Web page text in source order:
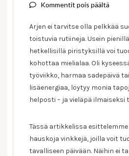
Kommentit pois päältä
arkea
Arjen ei tarvitse olla pelkkää
toistuvia rutiineja. Usein
hetkellisillä piristyksillä voi
kohottaa mielialaa. Oli
työviikko, harmaa sadepäivä
lisäenergiaa, löytyy monia
helposti – ja vieläpä ilmaiseksi
Tässä artikkelissa
hauskoja vinkkejä, joilla voit
tavalliseen päivään. Näihin ei